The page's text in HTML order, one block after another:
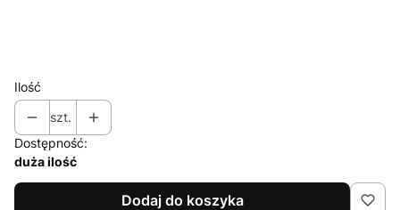
Ilość
szt.
Dostępność:
duża ilość
Dodaj do koszyka